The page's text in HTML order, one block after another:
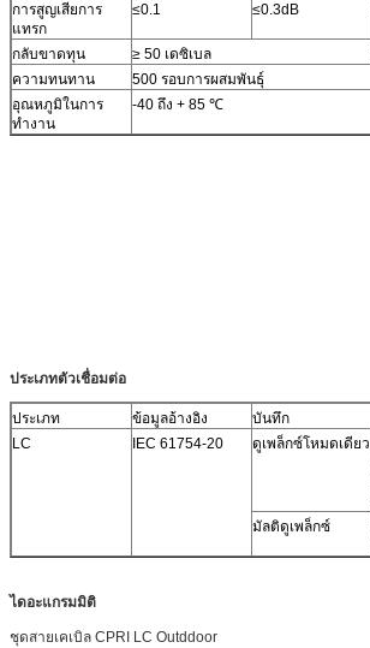
การสูญเสียการ
แทรก
≤0.1 ≤0.3dB
กลับขาดทุน ≥ 50 เดซิเบล
ความทนทาน
500 รอบการผสมพันธุ์
อุณหภูมิในการ
ทำงาน
-40 ถึง + 85 ℃
ประเภทตัวเชื่อมต่อ
ประเภท ข้อมูลอ้างอิง
บันทึก
LC
IEC 61754-20 ดูเพล็กซ์โหมดเดียว
มัลติดูเพล็กซ์
ไดอะแกรมมิติ
ชุดสายเคเบิล CPRI LC Outddoor